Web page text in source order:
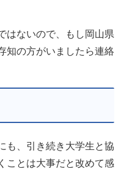
はないので、もし岡山県
知の方がいましたら連絡
も、引き続き大学生と協
ことは大事だと改めて感